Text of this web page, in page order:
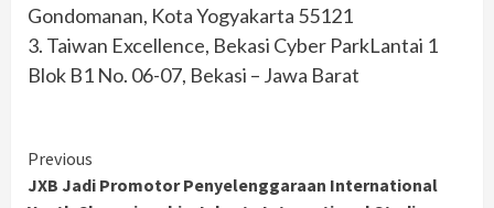
Gondomanan, Kota Yogyakarta 55121
3. Taiwan Excellence, Bekasi Cyber ParkLantai 1
Blok B1 No. 06-07, Bekasi – Jawa Barat
Continue
Reading
Previous
JXB Jadi Promotor Penyelenggaraan International